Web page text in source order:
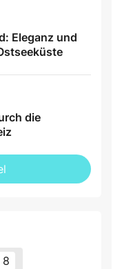
Eleganz und
die
8